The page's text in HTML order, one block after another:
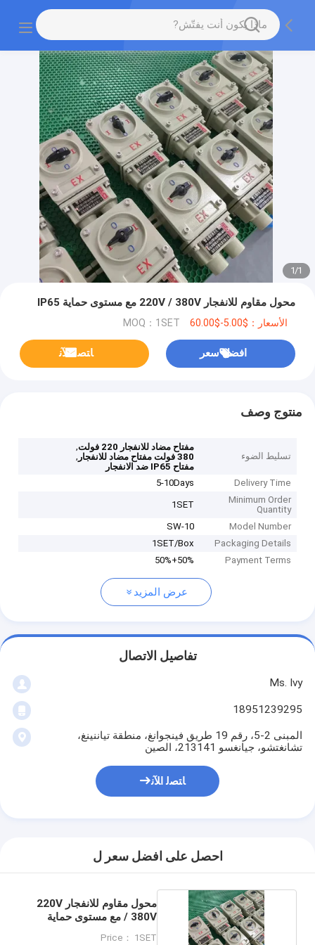
1
/
1
محول مقاوم للانفجار 220V / 380V مع مستوى حماية IP65
الأسعار：$5.00-$60.00 MOQ：1SET
افضل سعر ﺎﺘﺼﻟ ﺍﻶﻧ
منتوج وصف
تسليط الضوء
مفتاح مضاد للانفجار 220 فولت
,
380 فولت مفتاح مضاد للانفجار
,
مفتاح IP65 ضد الانفجار
Delivery Time
5-10Days
Minimum Order
Quantity
1SET
Model Number
SW-10
Packaging Details
1SET/Box
Payment Terms
50%+50%
عرض المزيد
تفاصيل الاتصال
Ms. Ivy
18951239295
المبنى 2-5، رقم 19 طريق فينجوانغ، منطقة تياننينغ،
تشانغتشو، جيانغسو 213141، الصين
ﺎﺘﺼﻟ ﺍﻶﻧ
احصل على افضل سعر ل
محول مقاوم للانفجار 220V
/ 380V مع مستوى حماية
Price： 1SET